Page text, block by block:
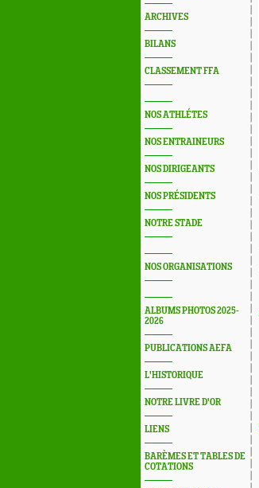
ARCHIVES
BILANS
CLASSEMENT FFA
NOS ATHLÉTES
NOS ENTRAINEURS
NOS DIRIGEANTS
NOS PRÉSIDENTS
NOTRE STADE
NOS ORGANISATIONS
ALBUMS PHOTOS 2025-
2026
PUBLICATIONS AEFA
L'HISTORIQUE
NOTRE LIVRE D'OR
LIENS
BARÈMES ET TABLES DE
COTATIONS